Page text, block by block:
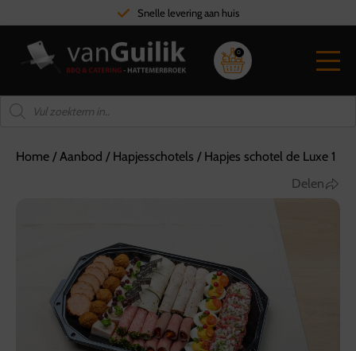
Snelle levering aan huis
0
Home /Aanbod / Hapjesschotels / Hapjes schotel de Luxe 1
Delen